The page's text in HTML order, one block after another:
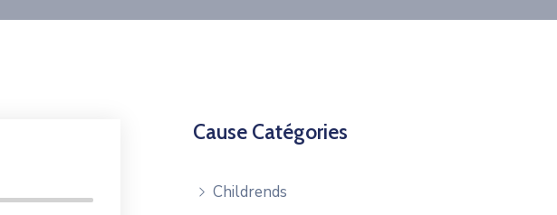
Cause Catégories
Childrends